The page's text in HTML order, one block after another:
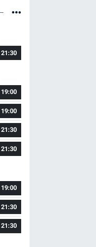
21:30
19:00
19:00
21:30
21:30
19:00
21:30
21:30